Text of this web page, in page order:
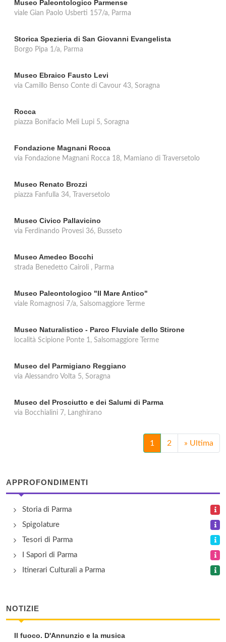
Museo Paleontologico Parmense
viale Gian Paolo Usberti 157/a, Parma
Storica Spezieria di San Giovanni Evangelista
Borgo Pipa 1/a, Parma
Museo Ebraico Fausto Levi
via Camillo Benso Conte di Cavour 43, Soragna
Rocca
piazza Bonifacio Meli Lupi 5, Soragna
Fondazione Magnani Rocca
via Fondazione Magnani Rocca 18, Mamiano di Traversetolo
Museo Renato Brozzi
piazza Fanfulla 34, Traversetolo
Museo Civico Pallavicino
via Ferdinando Provesi 36, Busseto
Museo Amedeo Bocchi
strada Benedetto Cairoli , Parma
Museo Paleontologico "Il Mare Antico"
viale Romagnosi 7/a, Salsomaggiore Terme
Museo Naturalistico - Parco Fluviale dello Stirone
località Scipione Ponte 1, Salsomaggiore Terme
Museo del Parmigiano Reggiano
via Alessandro Volta 5, Soragna
Museo del Prosciutto e dei Salumi di Parma
via Bocchialini 7, Langhirano
1 2 » Ultima
APPROFONDIMENTI
Storia di Parma
Spigolature
Tesori di Parma
I Sapori di Parma
Itinerari Culturali a Parma
NOTIZIE
Il fuoco. D'Annunzio e la musica